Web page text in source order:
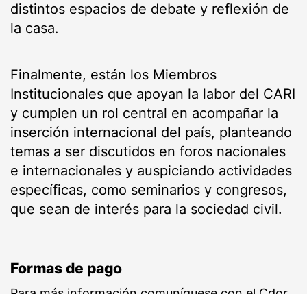
distintos espacios de debate y reflexión de
la casa.
Finalmente, están los Miembros
Institucionales que apoyan la labor del CARI
y cumplen un rol central en acompañar la
inserción internacional del país, planteando
temas a ser discutidos en foros nacionales
e internacionales y auspiciando actividades
específicas, como seminarios y congresos,
que sean de interés para la sociedad civil.
Formas de pago